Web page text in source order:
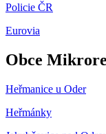
Policie ČR
Eurovia
Obce
Heřmanice u Oder
Heřmánky